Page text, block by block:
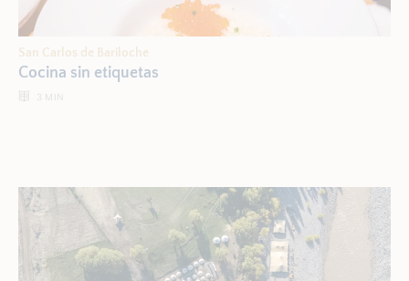
San Carlos de Bariloche
Cocina sin etiquetas
MIN